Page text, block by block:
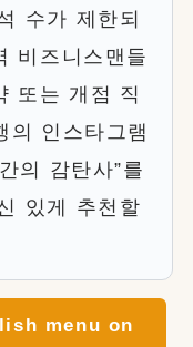
수가 제한되
비즈니스맨들
또는 개점 직
의 인스타그램
의 감탄사”를
있게 추천할
menu on